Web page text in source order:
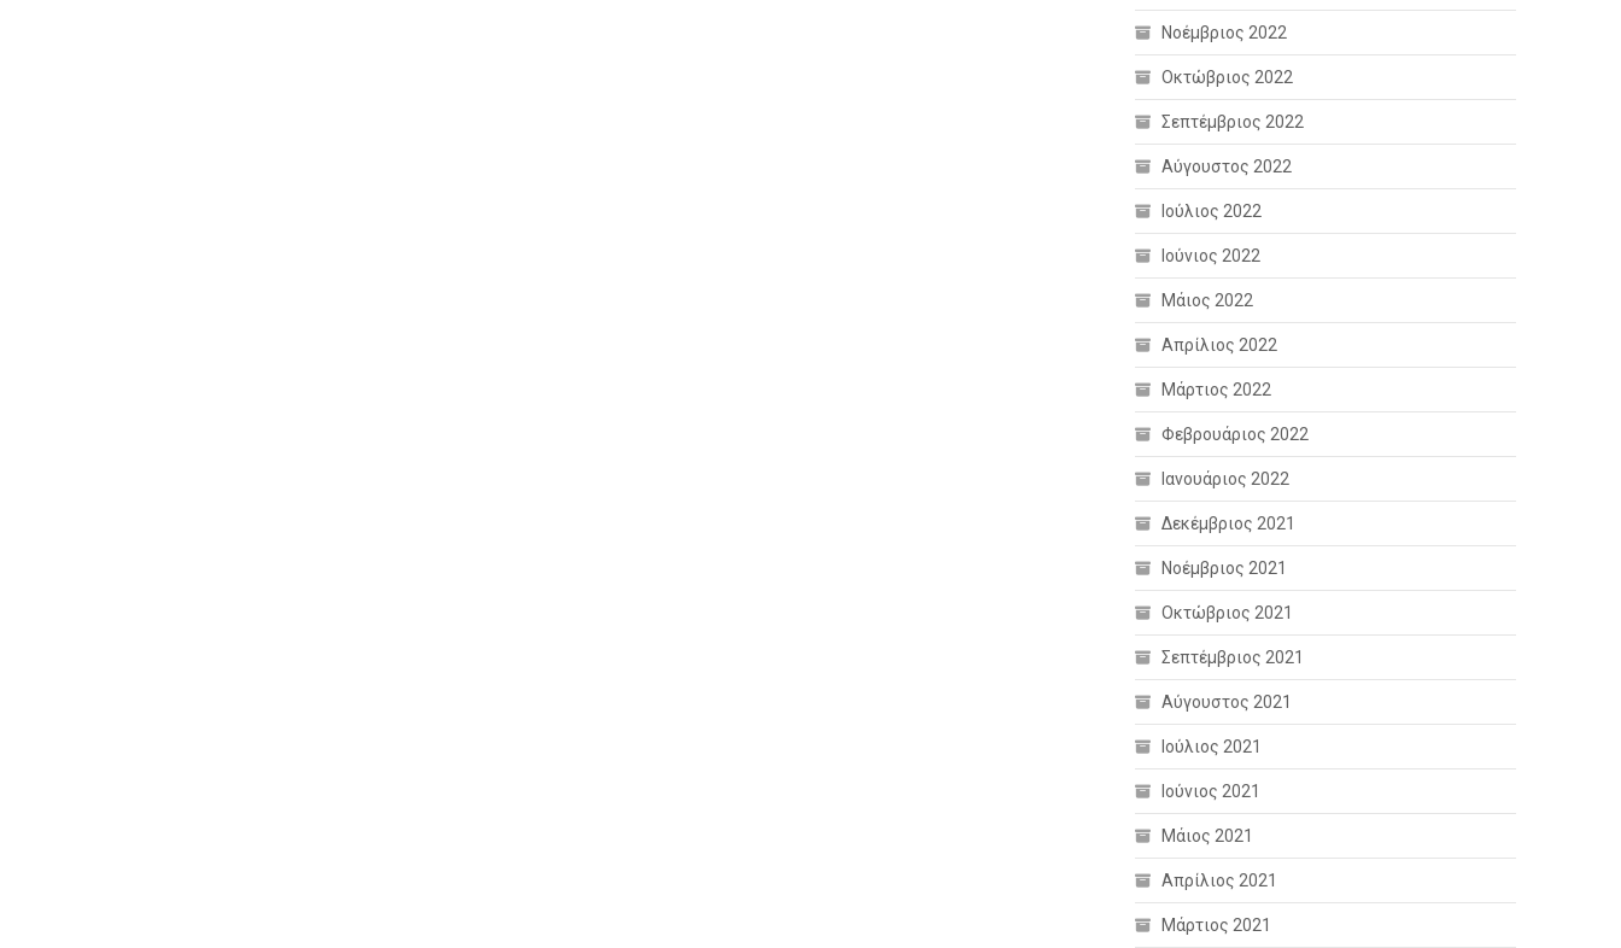
Νοέμβριος 2022
Οκτώβριος 2022
Σεπτέμβριος 2022
Αύγουστος 2022
Ιούλιος 2022
Ιούνιος 2022
Μάιος 2022
Απρίλιος 2022
Μάρτιος 2022
Φεβρουάριος 2022
Ιανουάριος 2022
Δεκέμβριος 2021
Νοέμβριος 2021
Οκτώβριος 2021
Σεπτέμβριος 2021
Αύγουστος 2021
Ιούλιος 2021
Ιούνιος 2021
Μάιος 2021
Απρίλιος 2021
Μάρτιος 2021